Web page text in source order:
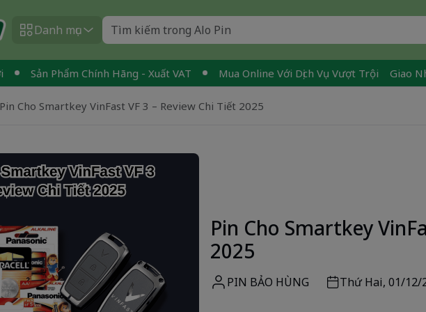
Danh mục
Sản Phẩm Chính Hãng - Xuất VAT Mua Online Với Dịch Vụ Vượt Trội Giao Nhanh
Pin Cho Smartkey VinFast VF 3 – Review Chi Tiết 2025
Pin Cho Smartkey
2025
PIN BẢO HÙNG Thứ Hai, 01/12/